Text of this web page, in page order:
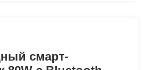
смарт-